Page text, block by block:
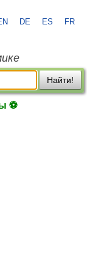
DE ES FR
Найти!
⚽